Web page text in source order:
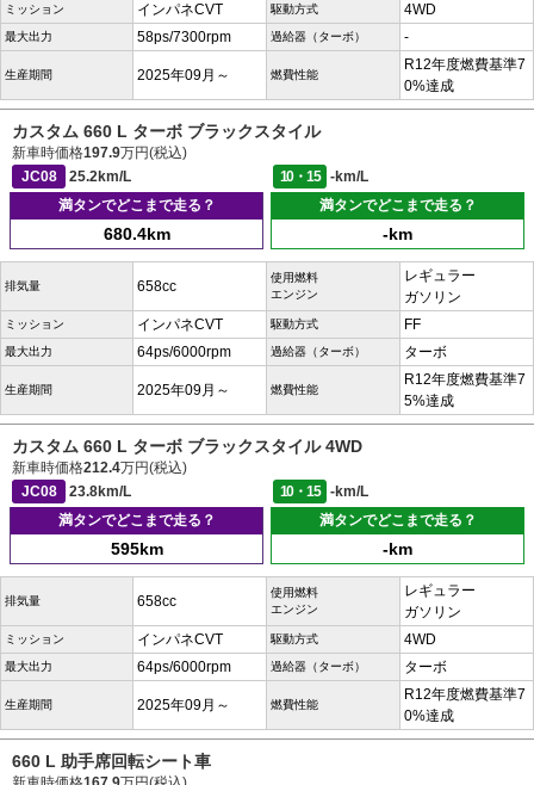
ミッション インパネCVT 駆動方式 4WD
最大出力 58ps/7300rpm 過給器（ターボ） -
生産期間 2025年09月～ 燃費性能
R12年度燃費基準7
0%達成
カスタム 660 L ターボ ブラックスタイル
新車時価格197.9万円(税込)
JC08
25.2km/L 10・15
-km/L
満タンでどこまで走る？
680.4km
満タンでどこまで走る？
-km
排気量 658cc
使用燃料
エンジン
レギュラー
ガソリン
ミッション インパネCVT 駆動方式 FF
最大出力 64ps/6000rpm 過給器（ターボ） ターボ
生産期間 2025年09月～ 燃費性能
R12年度燃費基準7
5%達成
カスタム 660 L ターボ ブラックスタイル 4WD
新車時価格212.4万円(税込)
JC08
23.8km/L 10・15
-km/L
満タンでどこまで走る？
595km
満タンでどこまで走る？
-km
排気量 658cc
使用燃料
エンジン
レギュラー
ガソリン
ミッション インパネCVT 駆動方式 4WD
最大出力 64ps/6000rpm 過給器（ターボ） ターボ
生産期間 2025年09月～ 燃費性能
R12年度燃費基準7
0%達成
660 L 助手席回転シート車